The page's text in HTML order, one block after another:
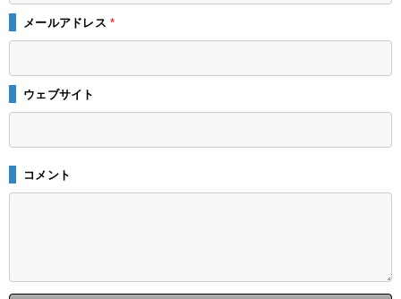
メールアドレス*
ウェブサイト
コメント